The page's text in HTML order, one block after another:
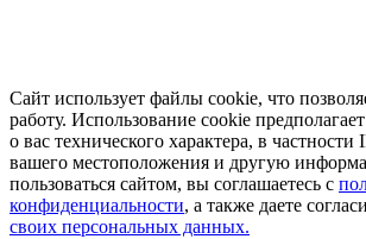
Сайт использует файлы cookie, что
работу. Использование cookie
о вас технического характера, в частности
вашего местоположения и другую
пользоваться сайтом, вы соглашаетесь с
конфиденциальности, а также даете
своих персональных данных.